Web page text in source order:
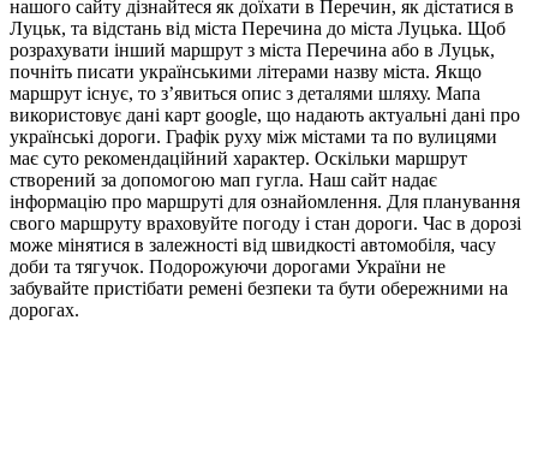
нашого сайту дізнайтеся як доїхати в Перечин, як дістатися в
Луцьк, та відстань від міста Перечина до міста Луцька. Щоб
розрахувати інший маршрут з міста Перечина або в Луцьк,
почніть писати українськими літерами назву міста. Якщо
маршрут існує, то з’явиться опис з деталями шляху. Мапа
використовує дані карт google, що надають актуальні дані про
українські дороги. Графік руху між містами та по вулицями
має суто рекомендаційний характер. Оскільки маршрут
створений за допомогою мап гугла. Наш сайт надає
інформацію про маршруті для ознайомлення. Для планування
свого маршруту враховуйте погоду і стан дороги. Час в дорозі
може мінятися в залежності від швидкості автомобіля, часу
доби та тягучок. Подорожуючи дорогами України не
забувайте пристібати ремені безпеки та бути обережними на
дорогах.